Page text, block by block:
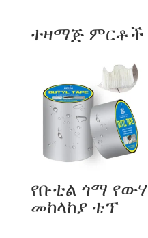
ተዛማጅ ምርቶች
የቡቲል ጎማ የውሃ
መከላከያ ቴፕ